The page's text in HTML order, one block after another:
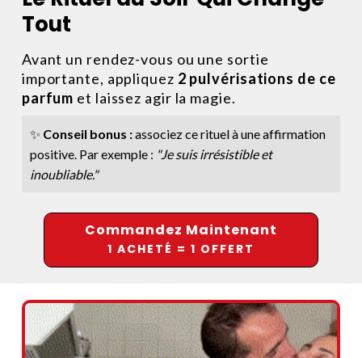
Tout
Avant un rendez-vous ou une sortie
importante, appliquez 2 pulvérisations de ce
parfum et laissez agir la magie.
✨ Conseil bonus :associez ce rituel à une affirmation
positive. Par exemple : "Je suis irrésistible et
inoubliable."
Commandez Maintenant
1 ACHETÉ = 1 OFFERT